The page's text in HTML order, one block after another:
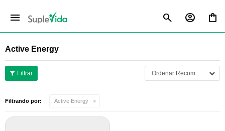
menu
Active Energy
Recomendados
Filtrando por: Active Energy